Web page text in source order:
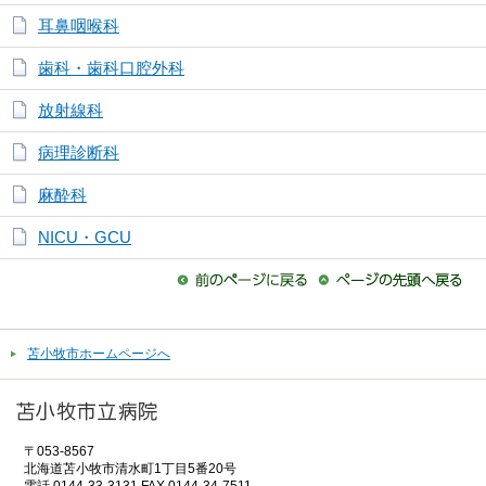
耳鼻咽喉科
歯科・歯科口腔外科
放射線科
病理診断科
麻酔科
NICU・GCU
苫小牧市ホームページへ
〒053-8567
北海道苫小牧市清水町1丁目5番20号